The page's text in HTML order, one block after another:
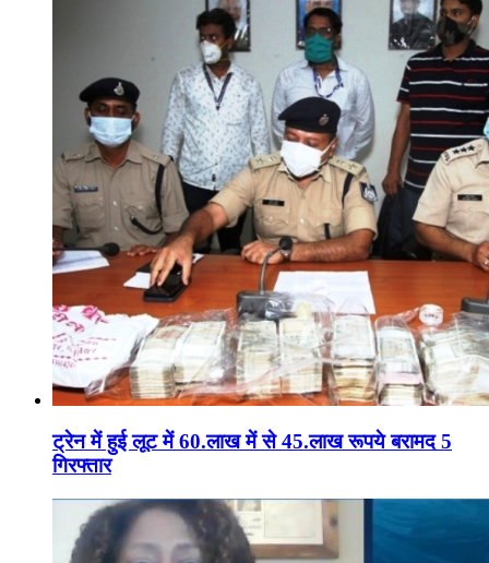
ट्रेन में हुई लूट में 60.लाख में से 45.लाख रूपये बरामद 5
गिरफ्तार